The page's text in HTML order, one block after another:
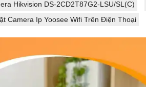
độ chính xác và hiệu quả
trình quản lý
Hikvision DS-2CD2T87G2-LSU/SL(C)
Camera Ip Yoosee Wifi Trên Điện Thoại